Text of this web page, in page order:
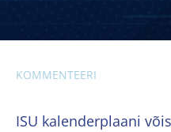
KOMMENTEERI
ISU kalenderplaani